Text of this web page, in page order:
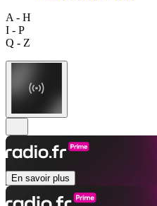
A - H
I - P
Q - Z
En savoir plus